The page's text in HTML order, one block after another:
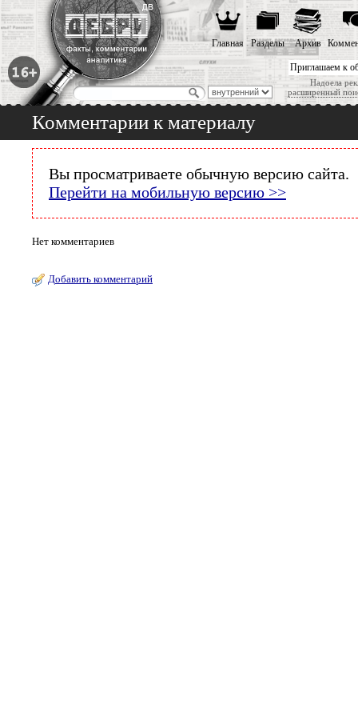
Приглашаем к
Надоела
расширенный
Главная Разделы Архив
Комментарии к материалу
Вы просматриваете обычную версию сайта.
Перейти на мобильную версию >>
Нет комментариев
Добавить комментарий